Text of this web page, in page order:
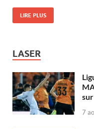
LIRE PLUS
LASER
7